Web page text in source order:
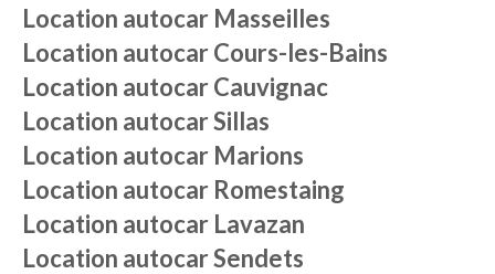
Location autocar Masseilles
Location autocarCours-les-Bains
Location autocarCauvignac
Location autocarSillas
Location autocar Marions
Location autocar Romestaing
Location autocar Lavazan
Location autocarSendets